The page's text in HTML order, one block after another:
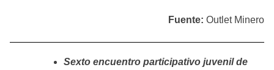
Fuente: Outlet Minero
Sexto encuentro participativo juvenil de